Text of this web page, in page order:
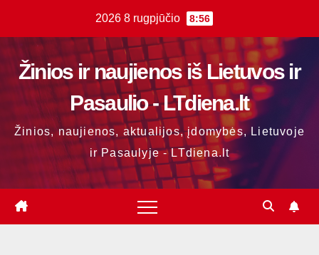
content
2026 8 rugpjūčio 8:56
Žinios ir naujienos iš Lietuvos ir
Pasaulio - LTdiena.lt
Žinios, naujienos, aktualijos, įdomybės, Lietuvoje
ir Pasaulyje - LTdiena.lt